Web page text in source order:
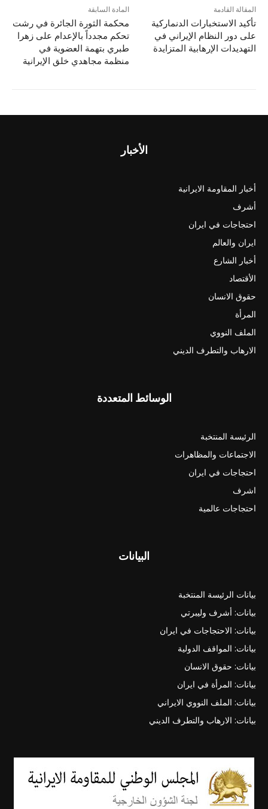
المادة السابقة
محكمة الثورة الجائرة في رشت
تحكم مجدداً بالإعدام على زهرا
طبري بتهمة العضوية في
منظمة مجاهدي خلق الإيرانية
المقالة القادمة
تأکید الاستخبارات الدنماركية
علی دور النظام الإيراني في
التهديدات الإرهابية المتزايدة
الأخبار
أخبار المقاومة الايرانية
أشرف
احتجاجات في ايران
ايران والعالم
أخبار الشارع
الأقتصاد
حقوق الانسان
المرأة
الملف النووي
الارهاب والتطرف الديني
الوسائط المتعددة
الرئيسة المنتخبة
الاجتماعات والمظاهرات
احتجاجات في ايران
اشرف
احتجاجات عالمية
البيانات
بيانات الرئيسة المنتخبة
بيانات: أشرف وليبرتي
بيانات: الاحتجاجات في ايران
بيانات: المواقف الدولية
بيانات: حقوق الانسان
بيانات: المرأة في ايران
بيانات: الملف النووي الايراني
بيانات: الارهاب والتطرف الديني